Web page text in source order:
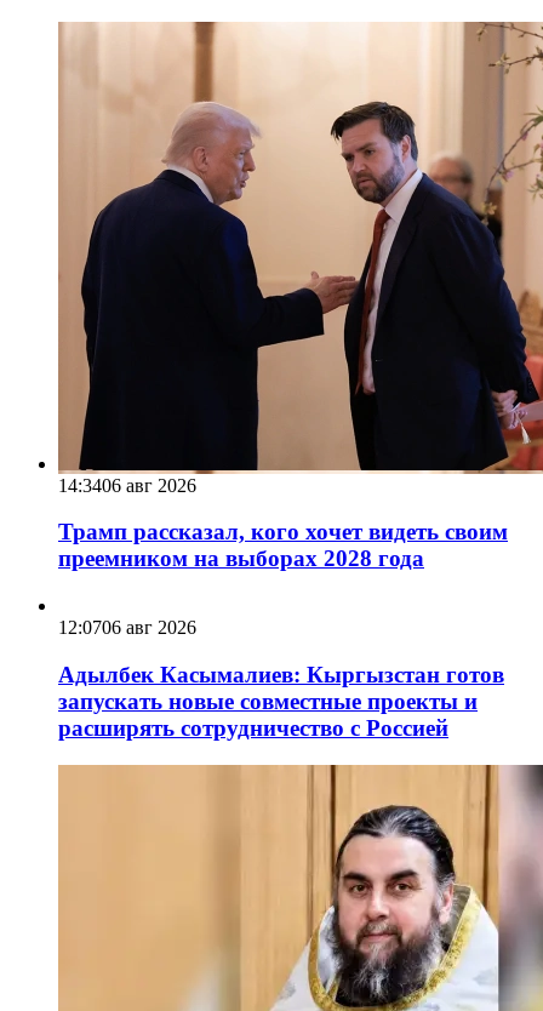
14:3406 авг 2026
Трамп рассказал, кого хочет видеть своим
преемником на выборах 2028 года
12:0706 авг 2026
Адылбек Касымалиев: Кыргызстан готов
запускать новые совместные проекты и
расширять сотрудничество с Россией